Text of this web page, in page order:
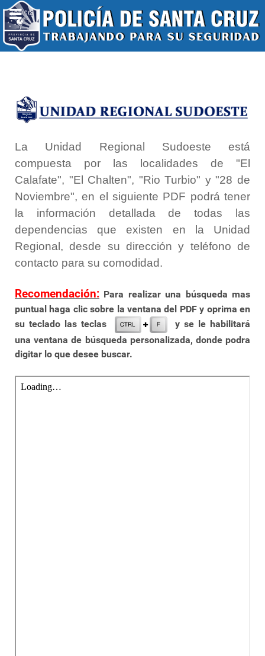
La Unidad Regional Sudoeste está
compuesta por las localidades de "El
Calafate", "El Chalten", "Rio Turbio" y "28 de
Noviembre", en el siguiente PDF podrá tener
la información detallada de todas las
dependencias que existen en la Unidad
Regional, desde su dirección y teléfono de
contacto para su comodidad.
Recomendación: Para realizar una búsqueda mas
puntual haga clic sobre la ventana del PDF y oprima en
su teclado las teclas
y se le habilitará
una ventana de búsqueda personalizada, donde podra
digitar lo que desee buscar.